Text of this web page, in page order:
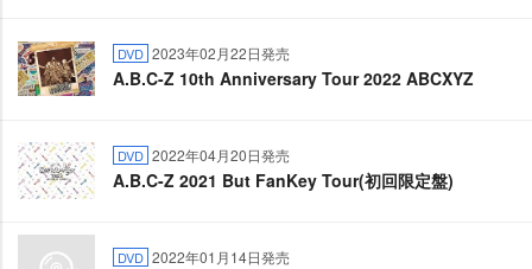
DVD 2023年02月22日発売
A.B.C-Z 10th Anniversary Tour 2022 ABCXYZ
DVD 2022年04月20日発売
A.B.C-Z 2021 But FanKey Tour(初回限定盤)
DVD 2022年01月14日発売